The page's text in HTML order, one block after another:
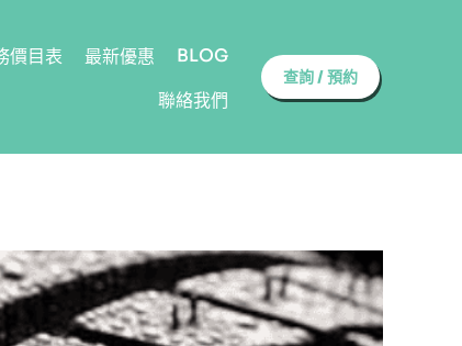
價目表 最新優惠
BLOG
聯絡我們
查詢 / 預約